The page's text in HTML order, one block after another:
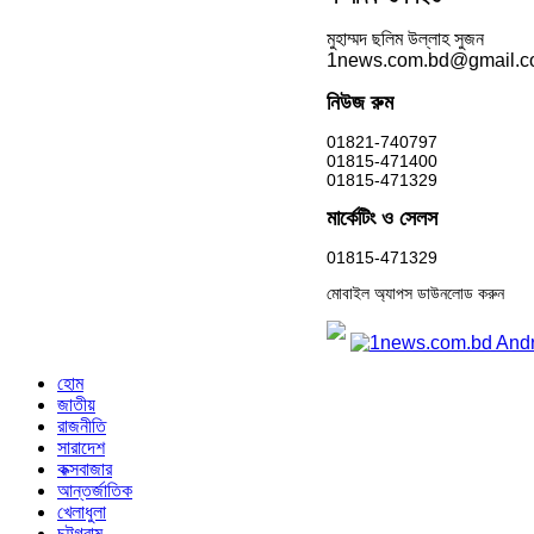
মুহাম্মদ ছলিম উল্লাহ সুজন
নিউজ রুম
01821-740797
01815-471400
01815-471329
মার্কেটিং ও সেলস
01815-471329
মোবাইল অ্যাপস ডাউনলোড করুন
হোম
জাতীয়
রাজনীতি
সারাদেশ
কক্সবাজার
আন্তর্জাতিক
খেলাধুলা